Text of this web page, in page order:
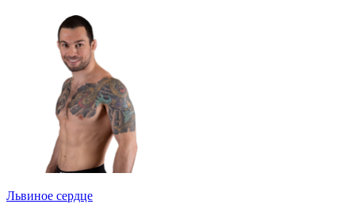
Львиное сердце